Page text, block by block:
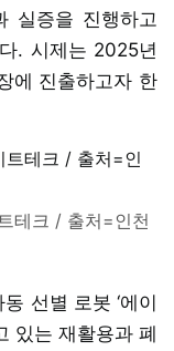
실증을 진행하고
. 시제는 2025년
에 진출하고자 한
테크 / 출처=인천
선별 로봇 ‘에이
있는 재활용과 폐